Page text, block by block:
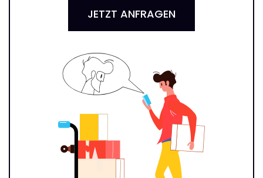
JETZT ANFRAGEN